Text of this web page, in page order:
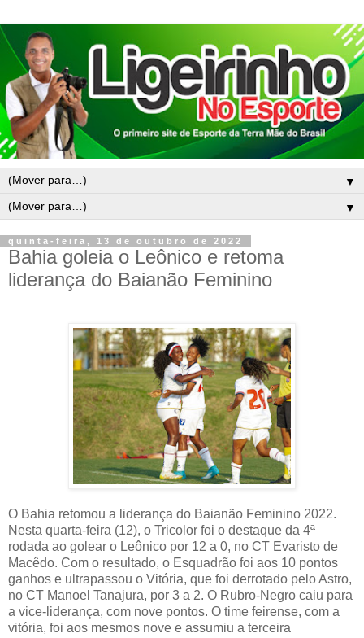
▼
▼
quinta-feira, 13 de outubro de 2022
Bahia goleia o Leônico e retoma
liderança do Baianão Feminino
O Bahia retomou a liderança do Baianão Feminino 2022.
Nesta quarta-feira (12), o Tricolor foi o destaque da 4ª
rodada ao golear o Leônico por 12 a 0, no CT Evaristo de
Macêdo. Com o resultado, o Esquadrão foi aos 10 pontos
ganhos e ultrapassou o Vitória, que foi derrotado pelo Astro,
no CT Manoel Tanajura, por 3 a 2. O Rubro-Negro caiu para
a vice-liderança, com nove pontos. O time feirense, com a
vitória, foi aos mesmos nove e assumiu a terceira